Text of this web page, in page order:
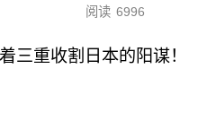
阅读 6996
三重收割日本的阳谋！